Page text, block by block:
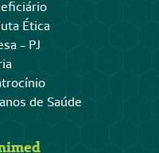
Ética
- PJ
de Saúde